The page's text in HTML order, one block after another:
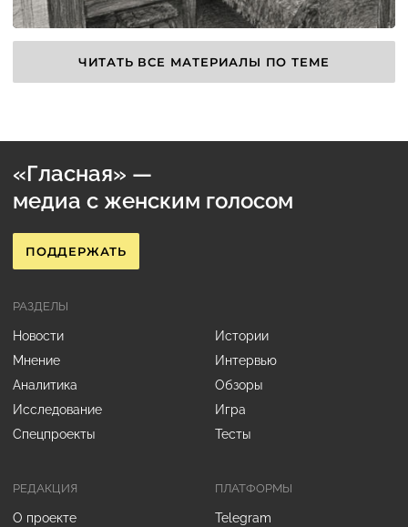
ЧИТАТЬ ВСЕ МАТЕРИАЛЫ ПО ТЕМЕ
«Гласная» —
медиа с женским голосом
ПОДДЕРЖАТЬ
РЕДАКЦИЯ
О проекте
РАЗДЕЛЫ
Новости
Истории
Мнение
Интервью
Аналитика
Обзоры
Исследование
Игра
Спецпроекты
Тесты
ПЛАТФОРМЫ
Telegram